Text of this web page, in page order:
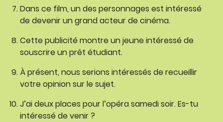
Dans ce film, un des personnages est intéressé
de devenir un grand acteur de cinéma.
Cette publicité montre un jeune intéressé de
souscrire un prêt étudiant.
À présent, nous serions intéressés de recueillir
votre opinion sur le sujet.
J’ai deux places pour l’opéra samedi soir. Es-tu
intéressé de venir ?